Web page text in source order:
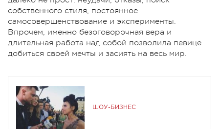
собственного стиля, постоянное
самосовершенствование и эксперименты.
Впрочем, именно безоговорочная вера и
длительная работа над собой позволила певице
добиться своей мечты и засиять на весь мир.
ШОУ-БИЗНЕС